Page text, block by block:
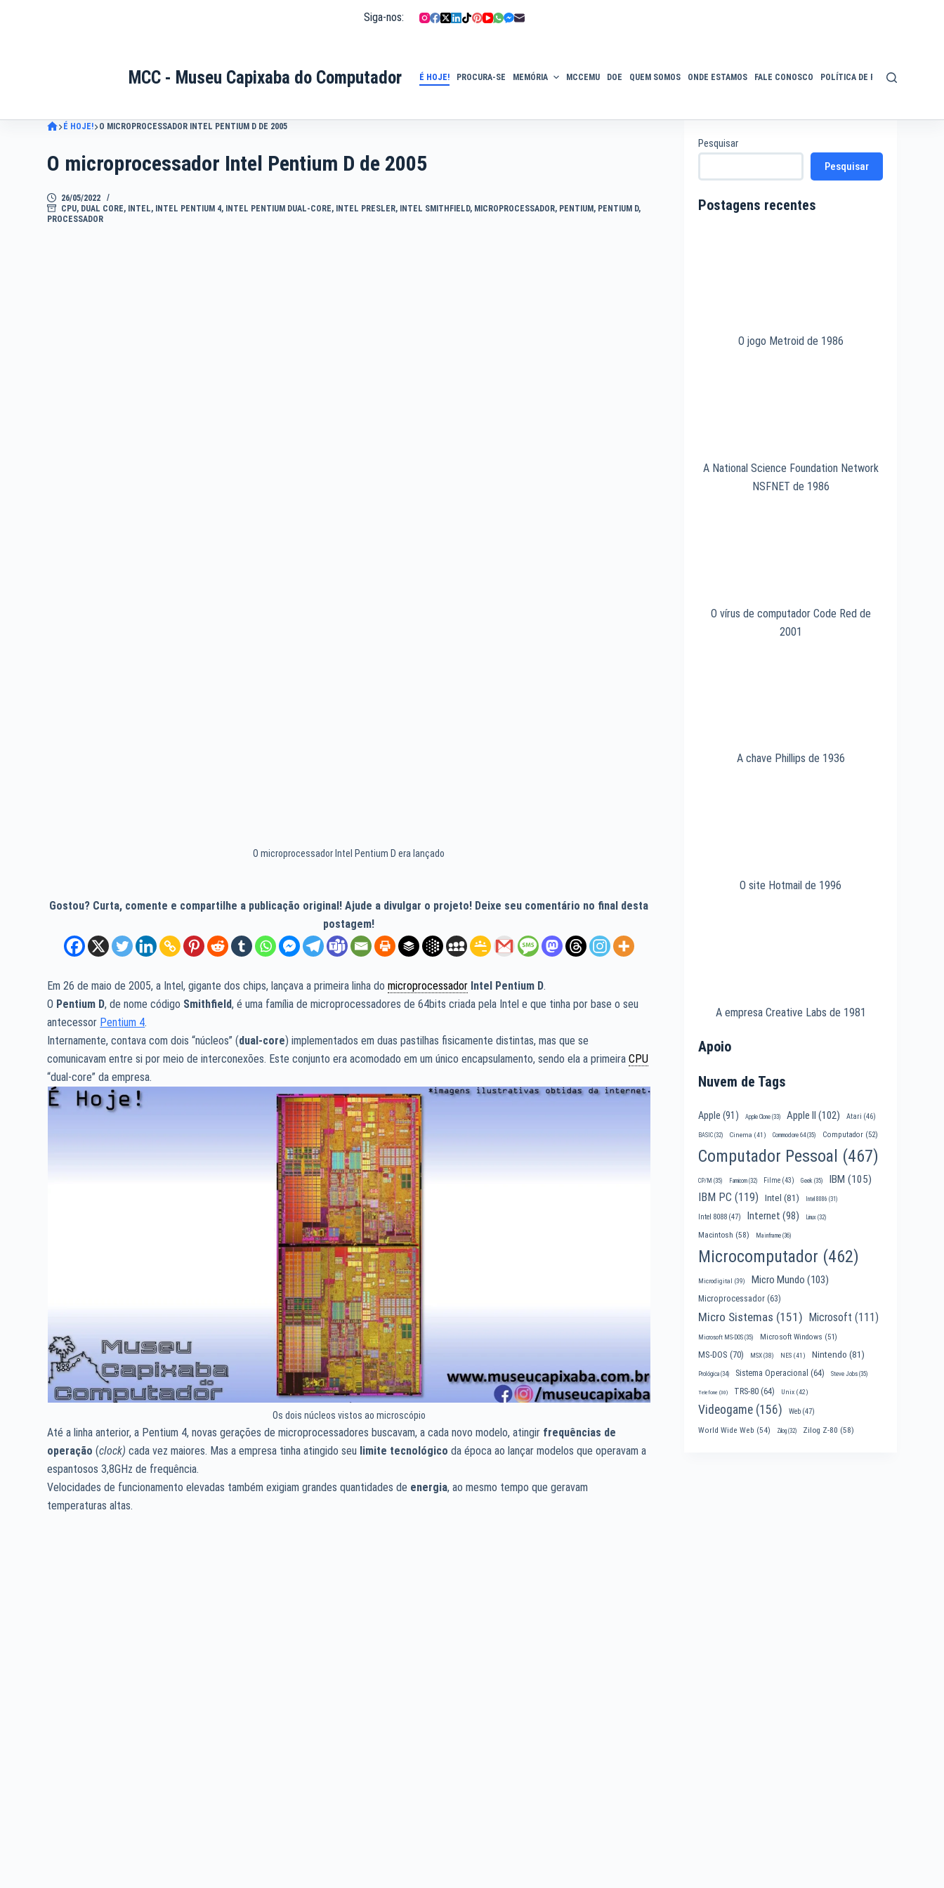
Siga-nos:
MCC - Museu Capixaba do Computador É HOJE! PROCURA-SE MEMÓRIA MCCEMU DOE QUEM SOMOS ONDE ESTAMOS FALE CONOSCO POLÍTICA DE PRIVACIDADE
É HOJE! O MICROPROCESSADOR INTEL PENTIUM D DE 2005
O microprocessador Intel Pentium D de 2005
26/05/2022
CPU, DUAL CORE, INTEL, INTEL PENTIUM 4, INTEL PENTIUM DUAL-CORE, INTEL PRESLER, INTEL SMITHFIELD, MICROPROCESSADOR, PENTIUM , PENTIUM D,
PROCESSADOR
O microprocessador Intel Pentium D era lançado
Gostou? Curta, comente e compartilhe a publicação original! Ajude a divulgar o projeto! Deixe seu comentário no final desta
postagem!
Em 26 de maio de 2005, a Intel, gigante dos chips, lançava a primeira linha domicroprocessador Intel Pentium D.
O Pentium D, de nome código Smithfield, é uma família de microprocessadores de 64bits criada pela Intel e que tinha por base o seu
antecessor Pentium 4.
Internamente, contava com dois “núcleos” (dual-core) implementados em duas pastilhas fisicamente distintas, mas que se
comunicavam entre si por meio de interconexões. Este conjunto era acomodado em um único encapsulamento, sendo ela a primeiraCPU
“dual-core” da empresa.
Os dois núcleos vistos ao microscópio
Até a linha anterior, a Pentium 4, novas gerações de microprocessadores buscavam, a cada novo modelo, atingir frequências de
operação (clock)cada vez maiores. Mas a empresa tinha atingido seu limite tecnológico da época ao lançar modelos que operavam a
espantosos 3,8GHz de frequência.
Velocidades de funcionamento elevadas também exigiam grandes quantidades de energia, ao mesmo tempo que geravam
temperaturas altas.
Pesquisar
Pesquisar
Postagens recentes
O jogo Metroid de 1986
A National Science Foundation Network
NSFNET de 1986
O vírus de computador Code Red de
2001
A chave Phillips de 1936
O site Hotmail de 1996
A empresa Creative Labs de 1981
Apoio
Nuvem de Tags
Apple (91) Apple Clone (33) Apple II (102) Atari (46)
BASIC (32) Cinema (41) Commodore 64(35) Computador (52)
Computador Pessoal (467)
CP/M (35) Famicom (32) Filme (43) Geek (35) IBM (105)
IBM PC (119) Intel (81) Intel 8086 (31)
Intel 8088 (47) Internet (98) Linux (32)
Macintosh (58) Mainframe (36)
Microcomputador (462)
Microdigital (39) Micro Mundo (103)
Microprocessador (63)
Micro Sistemas (151) Microsoft (111)
Microsoft MS-DOS (35) Microsoft Windows (51)
MS-DOS (70) MSX(38) NES (41) Nintendo (81)
Prológica (34) Sistema Operacional (64) Steve Jobs (35)
Telefone (30) TRS-80 (64) Unix (42)
Videogame (156) Web (47)
World Wide Web (54) Zilog (32) Zilog Z-80 (58)